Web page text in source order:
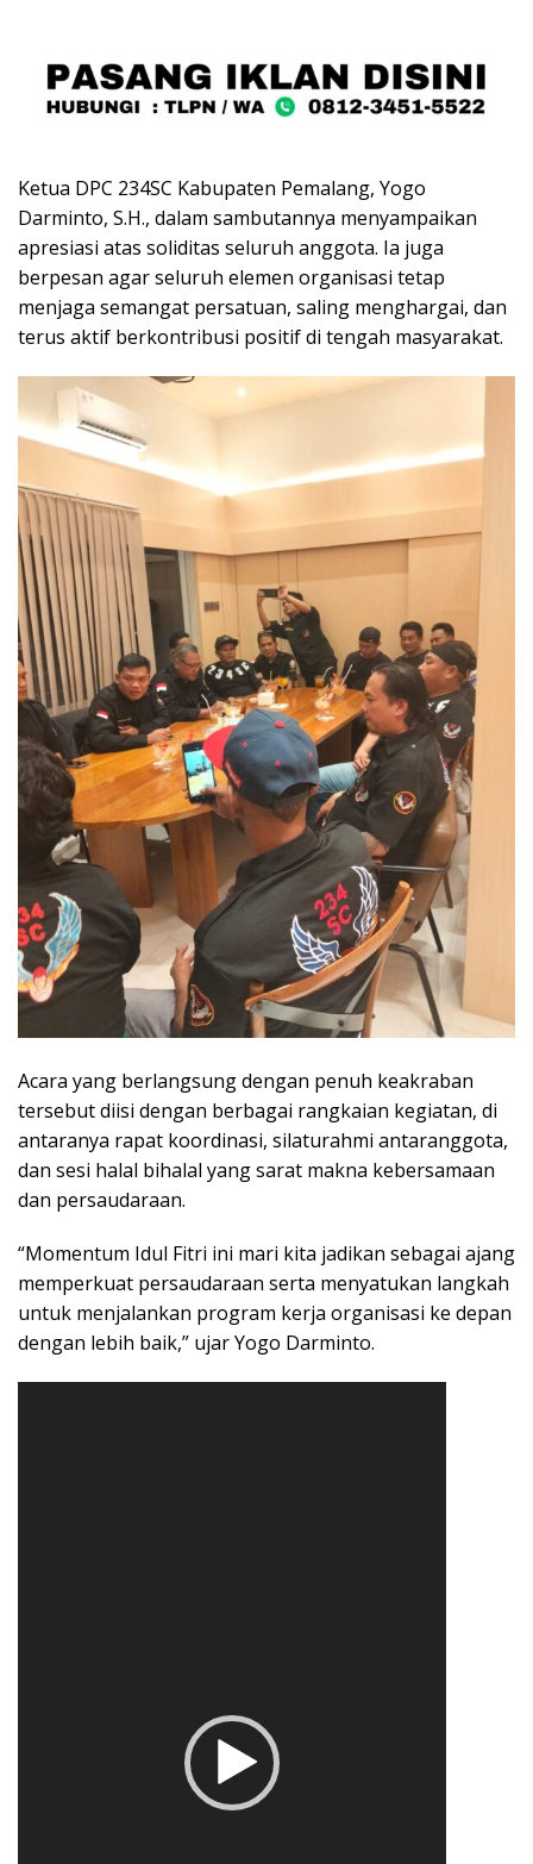
Ketua DPC 234SC Kabupaten Pemalang, Yogo
Darminto, S.H., dalam sambutannya menyampaikan
apresiasi atas soliditas seluruh anggota. Ia juga
berpesan agar seluruh elemen organisasi tetap
menjaga semangat persatuan, saling menghargai, dan
terus aktif berkontribusi positif di tengah masyarakat.
Acara yang berlangsung dengan penuh keakraban
tersebut diisi dengan berbagai rangkaian kegiatan, di
antaranya rapat koordinasi, silaturahmi antaranggota,
dan sesi halal bihalal yang sarat makna kebersamaan
dan persaudaraan.
“Momentum Idul Fitri ini mari kita jadikan sebagai ajang
memperkuat persaudaraan serta menyatukan langkah
untuk menjalankan program kerja organisasi ke depan
dengan lebih baik,” ujar Yogo Darminto.